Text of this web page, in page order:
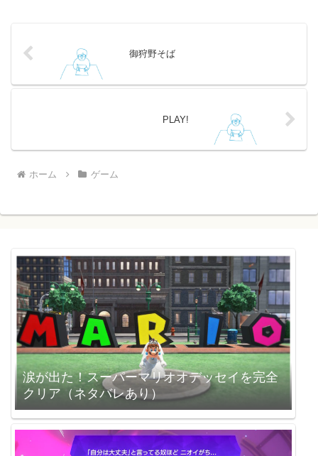
御狩野そば
PLAY!
ホーム ゲーム
涙が出た！スーパーマリオオデッセイを完全
クリア（ネタバレあり）